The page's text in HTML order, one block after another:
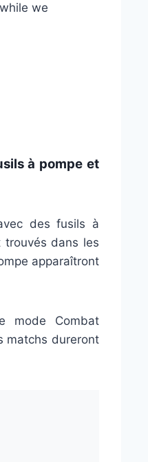
we
à pompe et
des fusils à
dans les
apparaîtront
mode Combat
matchs dureront